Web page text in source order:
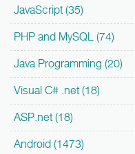
JavaScript (35)
PHP and MySQL (74)
Java Programming (20)
Visual C# .net (18)
ASP.net (18)
Android (1473)